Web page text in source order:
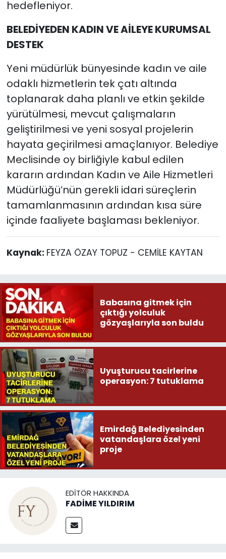
hedefleniyor.
BELEDİYEDEN KADIN VE AİLEYE KURUMSAL
DESTEK
Yeni müdürlük bünyesinde kadın ve aile
odaklı hizmetlerin tek çatı altında
toplanarak daha planlı ve etkin şekilde
yürütülmesi, mevcut çalışmaların
geliştirilmesi ve yeni sosyal projelerin
hayata geçirilmesi amaçlanıyor. Belediye
Meclisinde oy birliğiyle kabul edilen
kararın ardından Kadın ve Aile Hizmetleri
Müdürlüğü’nün gerekli idari süreçlerin
tamamlanmasının ardından kısa süre
içinde faaliyete başlaması bekleniyor.
Kaynak: FEYZA ÖZAY TOPUZ - CEMİLE KAYTAN
Babasına gitmek için
çıktığı yolculuk
gözyaşlarıyla son buldu
Uyuşturucu tacirlerine
operasyon: 7 tutuklama
Emirdağ Belediyesinden
vatandaşlara özel yeni
proje
EDITÖR HAKKINDA
FADİME YILDIRIM